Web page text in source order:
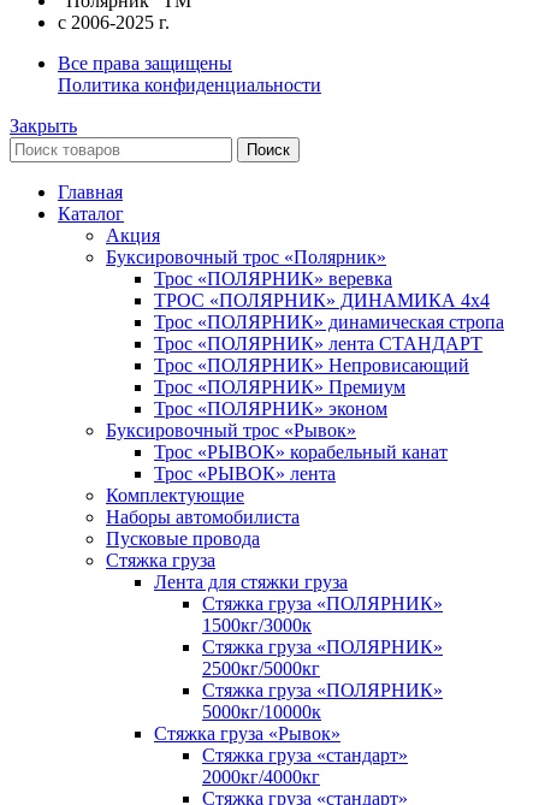
c 2006-2025 г.
Все права защищены
Политика конфиденциальности
Закрыть
Поиск
Главная
Каталог
Акция
Буксировочный трос «Полярник»
Трос «ПОЛЯРНИК» веревка
ТРОС «ПОЛЯРНИК» ДИНАМИКА 4х4
Трос «ПОЛЯРНИК» динамическая стропа
Трос «ПОЛЯРНИК» лента СТАНДАРТ
Трос «ПОЛЯРНИК» Непровисающий
Трос «ПОЛЯРНИК» Премиум
Трос «ПОЛЯРНИК» эконом
Буксировочный трос «Рывок»
Трос «РЫВОК» корабельный канат
Трос «РЫВОК» лента
Комплектующие
Наборы автомобилиста
Пусковые провода
Стяжка груза
Лента для стяжки груза
Стяжка груза «ПОЛЯРНИК»
1500кг/3000к
Стяжка груза «ПОЛЯРНИК»
2500кг/5000кг
Стяжка груза «ПОЛЯРНИК»
5000кг/10000к
Стяжка груза «Рывок»
Стяжка груза «стандарт»
2000кг/4000кг
Стяжка груза «стандарт»